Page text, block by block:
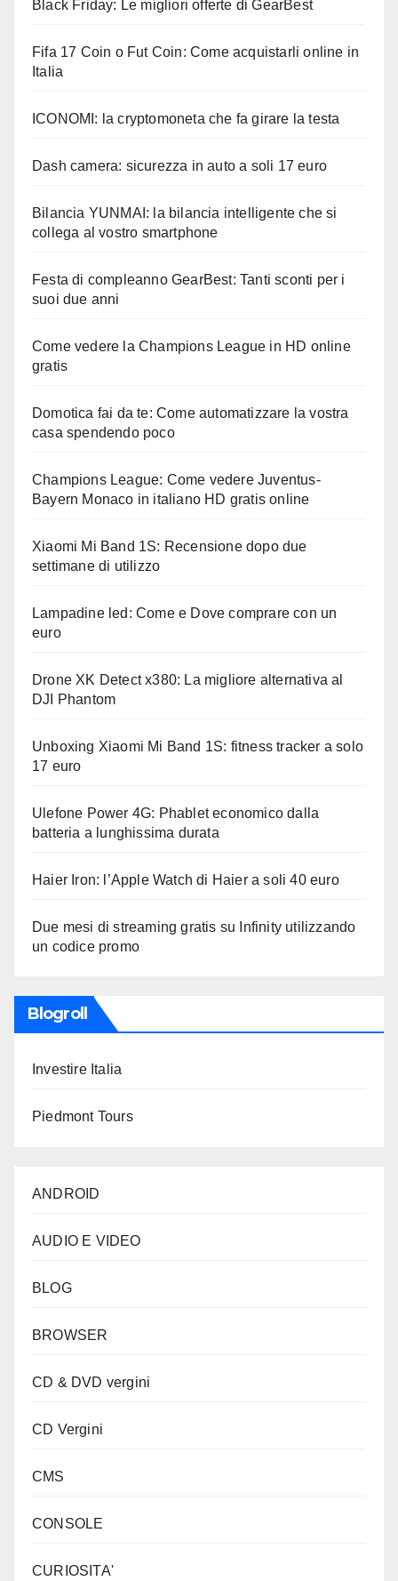
Black Friday: Le migliori offerte di GearBest
Fifa 17 Coin o Fut Coin: Come acquistarli online in
Italia
ICONOMI: la cryptomoneta che fa girare la testa
Dash camera: sicurezza in auto a soli 17 euro
Bilancia YUNMAI: la bilancia intelligente che si
collega al vostro smartphone
Festa di compleanno GearBest: Tanti sconti per i
suoi due anni
Come vedere la Champions League in HD online
gratis
Domotica fai da te: Come automatizzare la vostra
casa spendendo poco
Champions League: Come vedere Juventus-
Bayern Monaco in italiano HD gratis online
Xiaomi Mi Band 1S: Recensione dopo due
settimane di utilizzo
Lampadine led: Come e Dove comprare con un
euro
Drone XK Detect x380: La migliore alternativa al
DJI Phantom
Unboxing Xiaomi Mi Band 1S: fitness tracker a solo
17 euro
Ulefone Power 4G: Phablet economico dalla
batteria a lunghissima durata
Haier Iron: l’Apple Watch di Haier a soli 40 euro
Due mesi di streaming gratis su Infinity utilizzando
un codice promo
Blogroll
Investire Italia
Piedmont Tours
ANDROID
AUDIO E VIDEO
BLOG
BROWSER
CD & DVD vergini
CD Vergini
CMS
CONSOLE
CURIOSITA'